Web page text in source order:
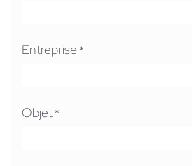
Entreprise *
Objet*